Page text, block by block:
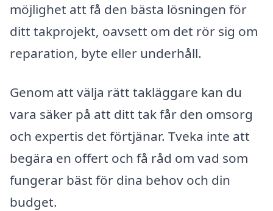
möjlighet att få den bästa lösningen för
ditt takprojekt, oavsett om det rör sig om
reparation, byte eller underhåll.
Genom att välja rätt takläggare kan du
vara säker på att ditt tak får den omsorg
och expertis det förtjänar. Tveka inte att
begära en offert och få råd om vad som
fungerar bäst för dina behov och din
budget.